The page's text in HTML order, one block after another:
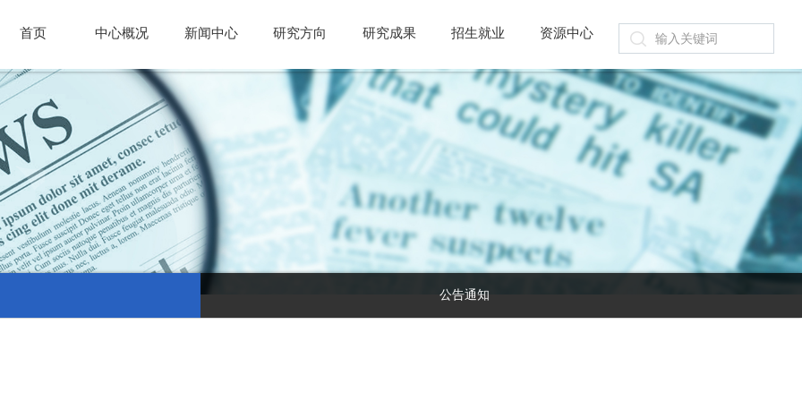
首页 中心概况 新闻中心 研究方向 研究成果 招生就业 资源中心
公告通知